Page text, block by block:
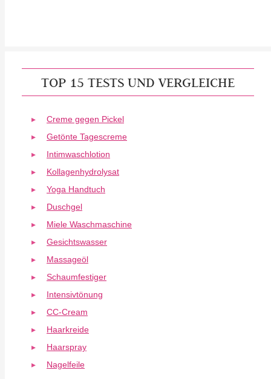
TOP 15 TESTS UND VERGLEICHE
Creme gegen Pickel
Getönte Tagescreme
Intimwaschlotion
Kollagenhydrolysat
Yoga Handtuch
Duschgel
Miele Waschmaschine
Gesichtswasser
Massageöl
Schaumfestiger
Intensivtönung
CC-Cream
Haarkreide
Haarspray
Nagelfeile